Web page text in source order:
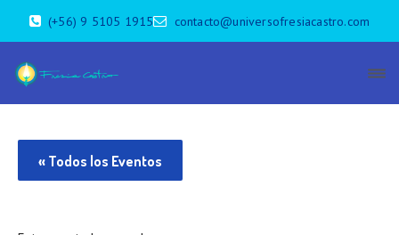
(+56) 9 5105 1915 contacto@universofresiacastro.com
« Todos los Eventos